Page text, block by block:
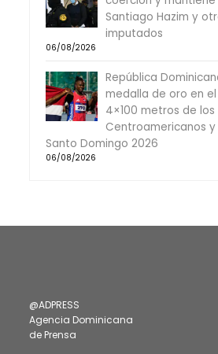
Santiago Hazim y
imputados
06/08/2026
República
medalla de oro en
4×100 metros de los
Centroamericanos
Santo Domingo 2026
06/08/2026
@ADPRESS
Agencia Dominicana
de Prensa